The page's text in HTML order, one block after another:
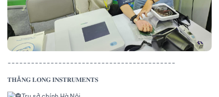
-------------------------------------------
𝐓𝐇Ă𝐍𝐆 𝐋𝐎𝐍𝐆 𝐈𝐍𝐒𝐓𝐑𝐔𝐌𝐄𝐍𝐓𝐒